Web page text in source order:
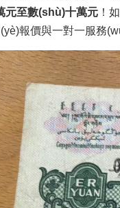
元至數(shù)十萬元 
報價與一對一服務